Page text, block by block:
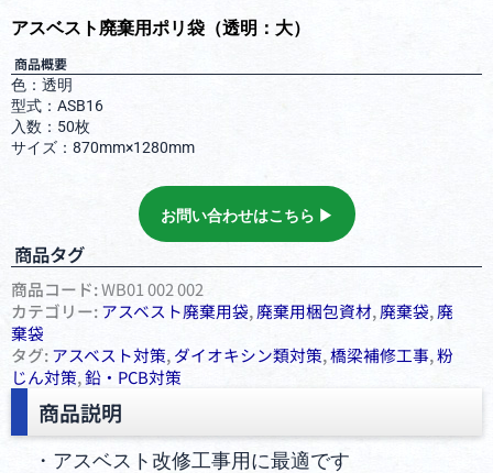
アスベスト廃棄用ポリ袋（透明：大）
商品概要
色：透明
型式：ASB16
入数：50枚
サイズ：870mm×1280mm
お問い合わせはこちら ▶︎
商品タグ
商品コード:WB01 002 002
カテゴリー:アスベスト廃棄⽤袋,廃棄用梱包資材,廃棄袋,廃
棄袋
タグ:アスベスト対策,ダイオキシン類対策,橋梁補修工事,粉
じん対策,鉛・PCB対策
商品説明
・アスベスト改修工事用に最適です